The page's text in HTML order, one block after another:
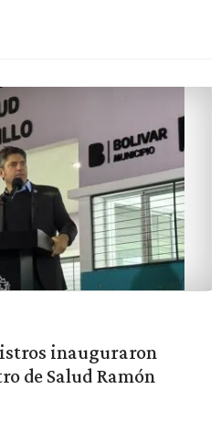
inauguraron
de Salud Ramón